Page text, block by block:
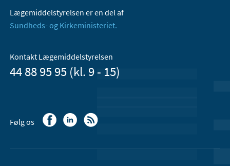
Lægemiddelstyrelsen er en del af
Sundheds- og Kirkeministeriet.
Kontakt Lægemiddelstyrelsen
44 88 95 95 (kl. 9 - 15)
Følg os